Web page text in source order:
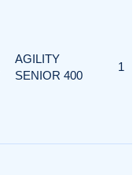
AGILITY
SENIOR 400
1